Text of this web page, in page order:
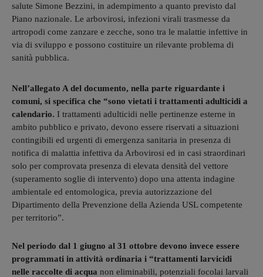
salute Simone Bezzini, in adempimento a quanto previsto dal
Piano nazionale. Le arbovirosi, infezioni virali trasmesse da
artropodi come zanzare e zecche, sono tra le malattie infettive in
via di sviluppo e possono costituire un rilevante problema di
sanità pubblica.
Nell’allegato A del documento, nella parte riguardante i
comuni, si specifica che “sono vietati i trattamenti adulticidi a
calendario. I trattamenti adulticidi nelle pertinenze esterne in
ambito pubblico e privato, devono essere riservati a situazioni
contingibili ed urgenti di emergenza sanitaria in presenza di
notifica di malattia infettiva da Arbovirosi ed in casi straordinari
solo per comprovata presenza di elevata densità del vettore
(superamento soglie di intervento) dopo una attenta indagine
ambientale ed entomologica, previa autorizzazione del
Dipartimento della Prevenzione della Azienda USL competente
per territorio”.
Nel periodo dal 1 giugno al 31 ottobre devono invece essere
programmati in attività ordinaria i “trattamenti larvicidi
nelle raccolte di acqua non eliminabili, potenziali focolai larvali